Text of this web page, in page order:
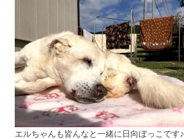
エルちゃんも皆んなと一緒に日向ぼっこです♪